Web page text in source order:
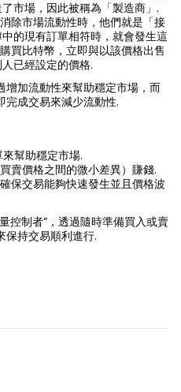
市場，因此被稱為「製造商」.
除市場流動性時，他們就是「接
的現有訂單相符時，就會發生這
買比特幣，立即與以該價格出售
已經設定的價格.
增加流動性來幫助穩定市場，而
完成交易來減少流動性.
幫助穩定市場.
賣價格之間的微小差異）賺錢.
保交易能夠快速發生並且價格波
控制者”，透過隨時準備買入或賣
保持交易順利進行.